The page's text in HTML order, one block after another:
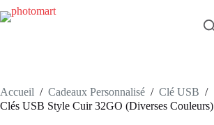
Passer
au
Accueil / Cadeaux Personnalisé / Clé USB /
Clés USB Style Cuir 32GO (Diverses Couleurs)